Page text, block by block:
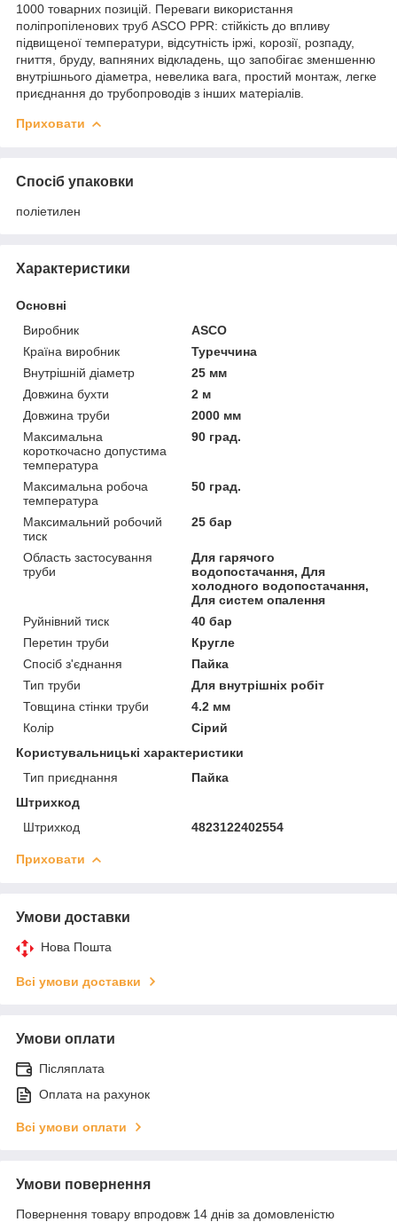
1000 товарних позицій. Переваги використання
поліпропіленових труб ASCO PPR: стійкість до впливу
підвищеної температури, відсутність іржі, корозії, розпаду,
гниття, бруду, вапняних відкладень, що запобігає зменшенню
внутрішнього діаметра, невелика вага, простий монтаж, легке
приєднання до трубопроводів з інших матеріалів.
Приховати
Спосіб упаковки
поліетилен
Характеристики
Основні
Виробник
ASCO
Країна виробник
Туреччина
Внутрішній діаметр
25 мм
Довжина бухти
2 м
Довжина труби
2000 мм
Максимальна
короткочасно допустима
температура
90 град.
Максимальна робоча
температура
50 град.
Максимальний робочий
тиск
25 бар
Область застосування
труби
Для гарячого
водопостачання, Для
холодного водопостачання,
Для систем опалення
Руйнівний тиск
40 бар
Перетин труби
Кругле
Спосіб з'єднання
Пайка
Тип труби
Для внутрішніх робіт
Товщина стінки труби
4.2 мм
Колір
Сірий
Користувальницькі характеристики
Тип приєднання
Пайка
Штрихкод
Штрихкод
4823122402554
Приховати
Умови доставки
Нова Пошта
Всі умови доставки
Умови оплати
Післяплата
Оплата на рахунок
Всі умови оплати
Умови повернення
Повернення товару впродовж 14 днів за домовленістю